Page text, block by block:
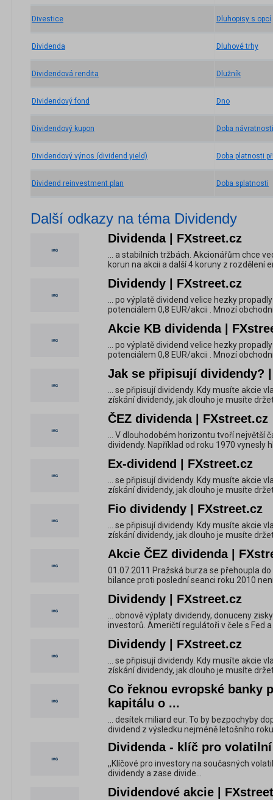
Divestice
Dividenda
Dividendová rendita
Dividendový fond
Dividendový kupon
Dividendový výnos (dividend yield)
Dividend reinvestment plan
Dluhopisy s opcí
Dluhové trhy
Dlužník
Dno
Doba návratnosti
Doba platnosti
Doba splatnosti
Další odkazy na téma Dividendy
Dividenda | FXstreet.cz
... a stabilních tržbách. Akcionářům chce
korun na akcii a další 4 koruny z rozdělení
Dividendy | FXstreet.cz
... po výplatě dividend velice hezky
potenciálem 0,8 EUR/akcii . Mnozí
Akcie KB dividenda |
... po výplatě dividend velice hezky
potenciálem 0,8 EUR/akcii . Mnozí
Jak se připisují dividendy?
... se připisují dividendy. Kdy musíte akcie
získání dividendy, jak dlouho je musíte
ČEZ dividenda | FXstreet.cz
... V dlouhodobém horizontu tvoří největší
dividendy. Například od roku 1970 vynesly
Ex-dividend | FXstreet.cz
... se připisují dividendy. Kdy musíte akcie
získání dividendy, jak dlouho je musíte
Fio dividendy | FXstreet.cz
... se připisují dividendy. Kdy musíte akcie
získání dividendy, jak dlouho je musíte
Akcie ČEZ dividenda |
01.07.2011 Pražská burza se přehoupla
bilance proti poslední seanci roku 2010
Dividendy | FXstreet.cz
... obnově výplaty dividendy, donuceny
investorů. Američtí regulátoři v čele s Fed a
Dividendy | FXstreet.cz
... se připisují dividendy. Kdy musíte akcie
získání dividendy, jak dlouho je musíte
Co řeknou evropské banky
kapitálu o ...
... desítek miliard eur. To by bezpochyby
dividend z výsledku nejméně letošního
Dividenda - klíč pro
,,Klíčové pro investory na současných
dividendy a zase divide...
Dividendové akcie |